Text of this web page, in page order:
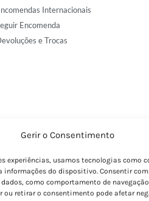
Gerir o Consentimento
experiências, usamos tecnologias como
informações do dispositivo. Consentir
como comportamento de
ou retirar o consentimento pode afetar
Internacionais
Encomenda
e Trocas